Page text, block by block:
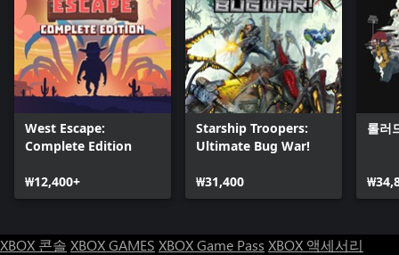
West Escape:
Complete Edition
₩12,400+
Starship Troopers:
Ultimate Bug War!
₩31,400
롤러
XBOX 콘솔 XBOX GAMES XBOX Game Pass XBOX 액세서리